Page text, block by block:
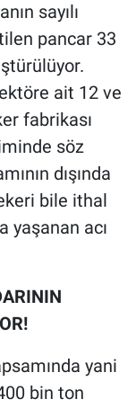
sayılı
pancar 33
ait 12 ve
fabrikası
söz
dışında
bile ithal
yaşanan acı
yani
bin ton